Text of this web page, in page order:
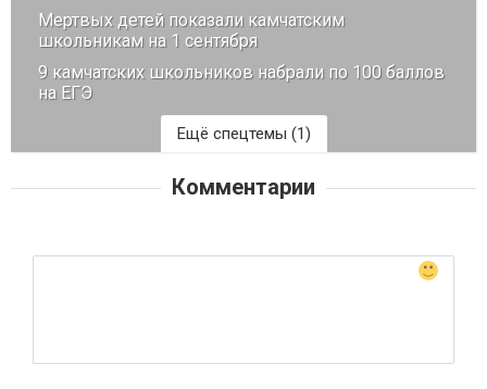
Мертвых детей показали камчатским
школьникам на 1 сентября
9 камчатских школьников набрали по 100 баллов
на ЕГЭ
Ещё спецтемы (1)
Комментарии